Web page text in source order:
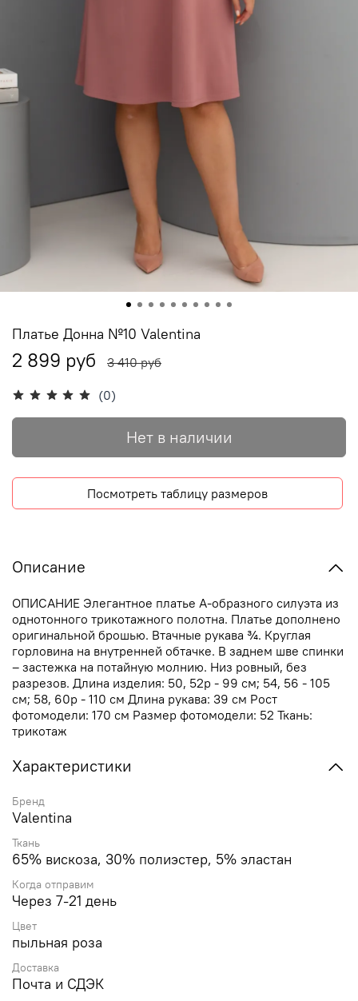
(0)
Платье Донна №10 Valentina
2 899 руб 3 410 руб
Нет в наличии
Посмотреть таблицу размеров
Описание
ОПИСАНИЕ Элегантное платье А-образного силуэта из
однотонного трикотажного полотна. Платье дополнено
оригинальной брошью. Втачные рукава ¾. Круглая
горловина на внутренней обтачке. В заднем шве спинки
– застежка на потайную молнию. Низ ровный, без
разрезов. Длина изделия: 50, 52р - 99 см; 54, 56 - 105
см; 58, 60р - 110 см Длина рукава: 39 см Рост
фотомодели: 170 см Размер фотомодели: 52 Ткань:
трикотаж
Характеристики
Бренд
Valentina
Ткань
65% вискоза, 30% полиэстер, 5% эластан
Когда отправим
Через 7-21 день
Цвет
пыльная роза
Доставка
Почта и СДЭК